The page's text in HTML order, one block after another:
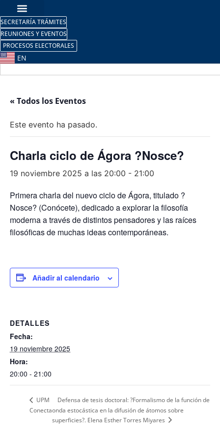
SECRETARÍA TRÁMITES
REUNIONES Y EVENTOS
PROCESOS ELECTORALES
EN
« Todos los Eventos
Este evento ha pasado.
Charla ciclo de Ágora ?Nosce?
19 noviembre 2025 a las 20:00 - 21:00
Primera charla del nuevo ciclo de Ágora, titulado ?
Nosce? (Conócete), dedicado a explorar la filosofía
moderna a través de distintos pensadores y las raíces
filosóficas de muchas ideas contemporáneas.
Añadir al calendario
DETALLES
Fecha:
19 noviembre 2025
Hora:
20:00 - 21:00
UPM
Conecta
Defensa de tesis doctoral: ?Formalismo de la función de
onda estocástica en la difusión de átomos sobre
superficies?. Elena Esther Torres Miyares